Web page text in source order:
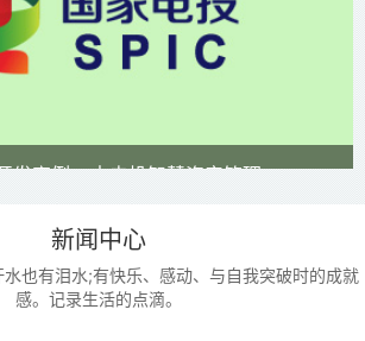
发案例 - 中电投智慧资产管理
新闻中心
也有泪水;有快乐、感动、与自我突破时的成就
感。记录生活的点滴。